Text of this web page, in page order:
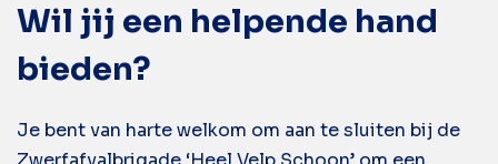
Wil jij een helpende hand
bieden?
Je bent van harte welkom om aan te sluiten bij de